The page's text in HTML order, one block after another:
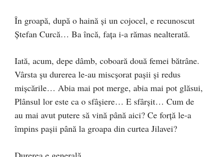
În groapă, după o haină şi un cojocel, e recunoscut
Ştefan Curcă… Ba încă, faţa i-a rămas nealterată.
Iată, acum, depe dâmb, coboară două femei bătrâne.
Vârsta şu durerea le-au miscşorat paşii şi redus
mişcările… Abia mai pot merge, abia mai pot glăsui,
Plânsul lor este ca o sfâşiere… E sfârşit… Cum de
au mai avut putere să vină până aici? Ce forţă le-a
împins paşii până la groapa din curtea Jilavei?